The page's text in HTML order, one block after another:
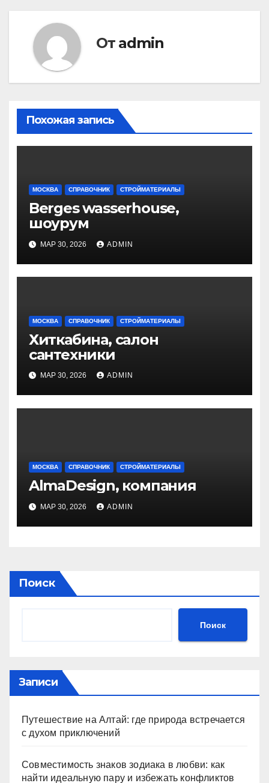
От admin
Похожая запись
МОСКВА СПРАВОЧНИК СТРОЙМАТЕРИАЛЫ
Berges wasserhouse,
шоурум
МАР 30, 2026 ADMIN
МОСКВА СПРАВОЧНИК СТРОЙМАТЕРИАЛЫ
Хиткабина, салон
сантехники
МАР 30, 2026 ADMIN
МОСКВА СПРАВОЧНИК СТРОЙМАТЕРИАЛЫ
AlmaDesign, компания
МАР 30, 2026 ADMIN
Поиск
Поиск
Записи
Путешествие на Алтай: где природа встречается
с духом приключений
Совместимость знаков зодиака в любви: как
найти идеальную пару и избежать конфликтов